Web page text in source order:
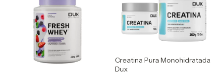
Creatina Pura Monohidratada
Dux